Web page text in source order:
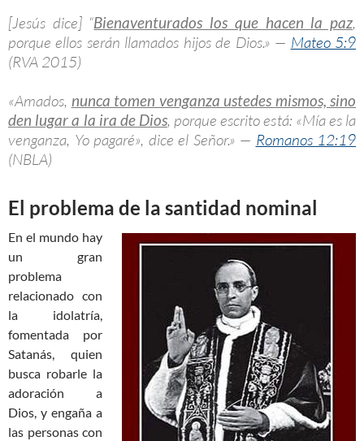
[Jesús dice] “Bienaventurados los que hacen la paz,
porque ellos serán llamados hijos de Dios.» — Mateo 5:9
(RVA 2015)
«Amados, nunca tomen venganza ustedes mismos, sino
den lugar a la ira de Dios, porque escrito está: «Mía es la
venganza, Yo pagaré», dice el Señor.» — Romanos 12:19
(NBLA)
El problema de la santidad nominal
En el mundo hay
un gran
problema
relacionado con
la idolatría,
fomentada por
Satanás, quien
busca robarle la
adoración a
Dios, y engaña a
las personas con